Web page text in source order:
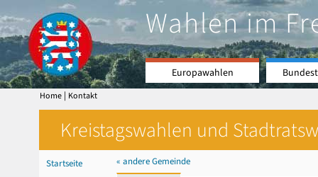
Wahlen im
Europawahlen
Home | Kontakt
Kreistagswahlen und
Startseite
« andere Gemeinde